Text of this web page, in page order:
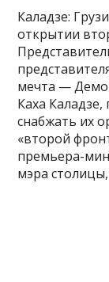
Каладзе:
открытии
мечта —
Каха Каладзе,
снабжать их
«второй
премьера-
мэра